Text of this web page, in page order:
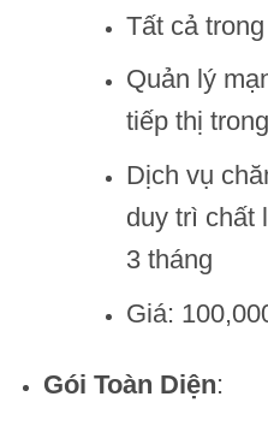
Tất cả
Quản lý
tiếp thị
Dịch vụ
duy trì chất
3 tháng
Giá:
Gói Toàn Diện: